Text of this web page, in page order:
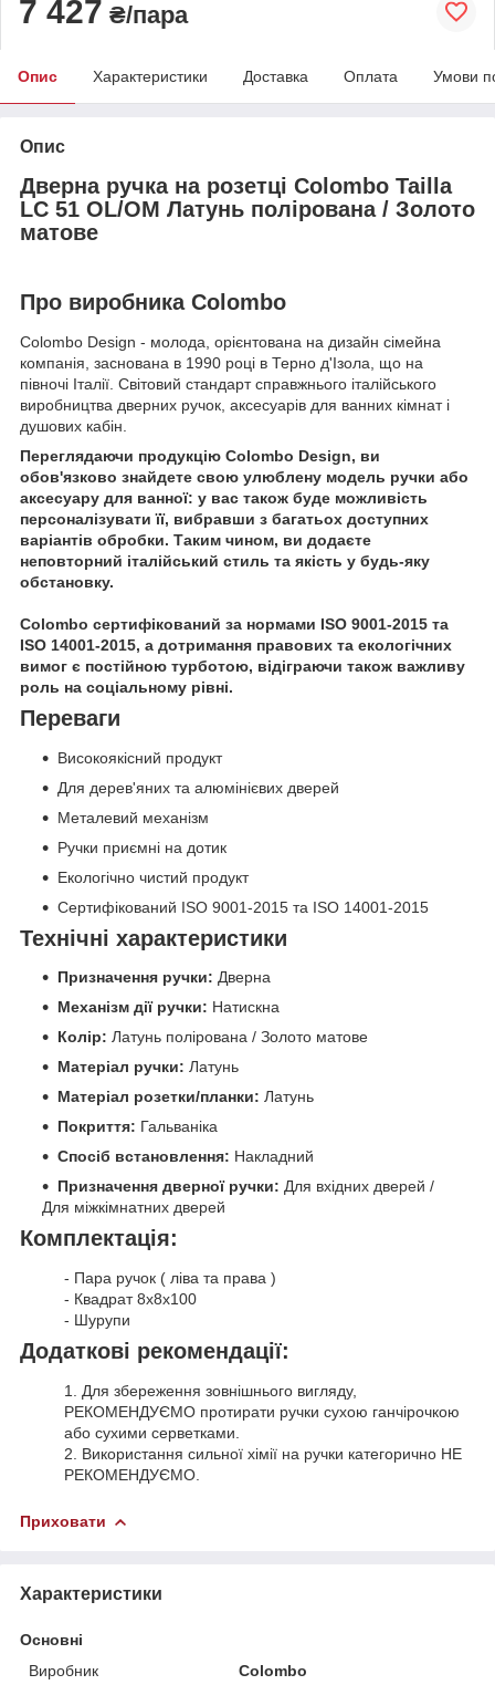
7 427 ₴/пара
Опис Характеристики Доставка Оплата Умови
Опис
Дверна ручка на розетці Colombo Tailla
LC 51 OL/OM Латунь полірована / Золото
матове
Про виробника Colombo
Colombo Design - молода, орієнтована на дизайн сімейна
компанія, заснована в 1990 році в Терно д'Ізола, що на
півночі Італії. Світовий стандарт справжнього італійського
виробництва дверних ручок, аксесуарів для ванних кімнат і
душових кабін.
Переглядаючи продукцію Colombo Design, ви
обов'язково знайдете свою улюблену модель ручки або
аксесуару для ванної: у вас також буде можливість
персоналізувати її, вибравши з багатьох доступних
варіантів обробки. Таким чином, ви додаєте
неповторний італійський стиль та якість у будь-яку
обстановку.
Colombo сертифікований за нормами ISO 9001-2015 та
ISO 14001-2015, а дотримання правових та екологічних
вимог є постійною турботою, відіграючи також важливу
роль на соціальному рівні.
Переваги
Високоякісний продукт
Для дерев'яних та алюмінієвих дверей
Металевий механізм
Ручки приємні на дотик
Екологічно чистий продукт
Сертифікований ISO 9001-2015 та ISO 14001-2015
Технічні характеристики
Призначення ручки: Дверна
Механізм дії ручки: Натискна
Колір: Латунь полірована / Золото матове
Матеріал ручки: Латунь
Матеріал розетки/планки: Латунь
Покриття: Гальваніка
Спосіб встановлення: Накладний
Призначення дверної ручки: Для вхідних дверей /
Для міжкімнатних дверей
Комплектація:
- Пара ручок ( ліва та права )
- Квадрат 8х8х100
- Шурупи
Додаткові рекомендації:
1. Для збереження зовнішнього вигляду,
РЕКОМЕНДУЄМО протирати ручки сухою ганчірочкою
або сухими серветками.
2. Використання сильної хімії на ручки категорично НЕ
РЕКОМЕНДУЄМО.
Приховати
Характеристики
Основні
Виробник
Colombo